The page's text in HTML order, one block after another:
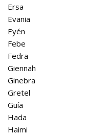
Ersa
Evania
Eyén
Febe
Fedra
Giennah
Ginebra
Gretel
Guía
Hada
Haimi